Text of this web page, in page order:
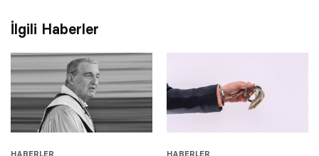
İlgili Haberler
HABERLER HABERLER